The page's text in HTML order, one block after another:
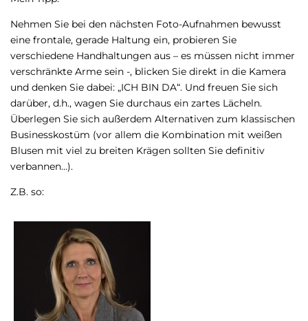
Nehmen Sie bei den nächsten Foto-Aufnahmen bewusst
eine frontale, gerade Haltung ein, probieren Sie
verschiedene Handhaltungen aus – es müssen nicht immer
verschränkte Arme sein -, blicken Sie direkt in die Kamera
und denken Sie dabei: „ICH BIN DA“. Und freuen Sie sich
darüber, d.h., wagen Sie durchaus ein zartes Lächeln.
Überlegen Sie sich außerdem Alternativen zum klassischen
Businesskostüm (vor allem die Kombination mit weißen
Blusen mit viel zu breiten Krägen sollten Sie definitiv
verbannen…).
Z.B. so: